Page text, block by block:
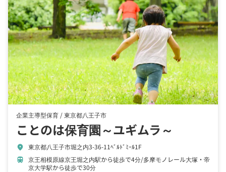
企業主導型保育 /東京都八王子市
ことのは保育園～ユギムラ～
location_on 東京都八王子市堀之内3-36-11ﾍﾞﾙﾄﾞﾐｰﾙ1F
train 京王相模原線京王堀之内駅から徒歩で4分 多摩モノレール大塚・帝
京大学駅から徒歩で30分